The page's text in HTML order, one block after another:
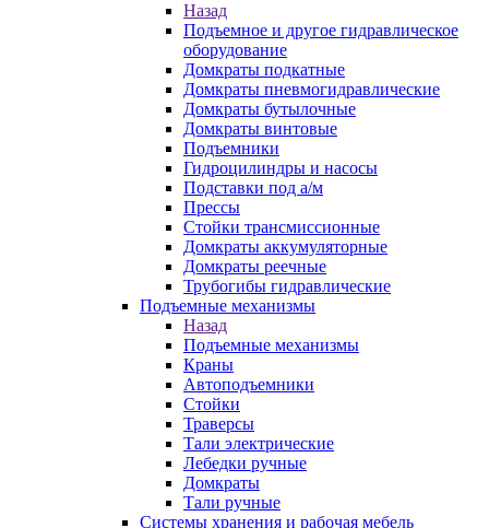
Назад
Подъемное и другое гидравлическое
оборудование
Домкраты подкатные
Домкраты пневмогидравлические
Домкраты бутылочные
Домкраты винтовые
Подъемники
Гидроцилиндры и насосы
Подставки под а/м
Прессы
Стойки трансмиссионные
Домкраты аккумуляторные
Домкраты реечные
Трубогибы гидравлические
Подъемные механизмы
Назад
Подъемные механизмы
Краны
Автоподъемники
Стойки
Траверсы
Тали электрические
Лебедки ручные
Домкраты
Тали ручные
Системы хранения и рабочая мебель